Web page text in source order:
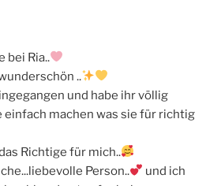
bei Ria..
..
und habe ihr völlig
machen was sie für richtig
Richtige für mich..
Person..
und ich